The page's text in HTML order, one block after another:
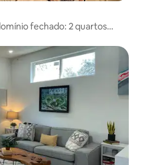
fechado: 2 quartos